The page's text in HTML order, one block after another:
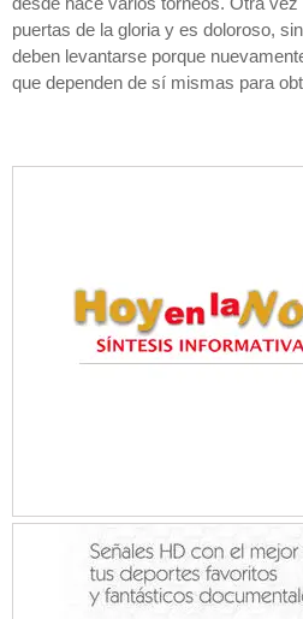
puertas de la gloria y es doloroso,
deben levantarse porque
que dependen de sí mismas para